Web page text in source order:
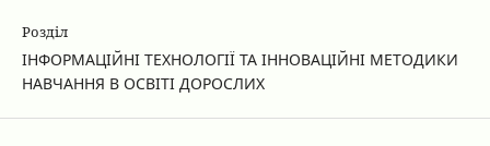
Розділ
ІНФОРМАЦІЙНІ ТЕХНОЛОГІЇ ТА ІННОВАЦІЙНІ МЕТОДИКИ
НАВЧАННЯ В ОСВІТІ ДОРОСЛИХ